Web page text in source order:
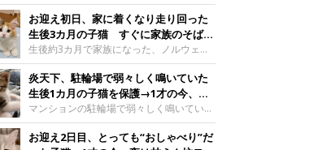
猫。家族に迎えられてから6年、先住猫と
の間には深い絆が育まれていました。保護
当時のティダちゃん。
@muumuu62197189紹介するのは、
X（旧Twitter）ユーザー
@muumuu62197189さんの愛猫・ティダ
ちゃん（取材時6才）の成長記録です。こ
ちらは、生後3カ月ごろのティダちゃん。
飼い主さんが出会ったのは、夜から大雨に
なると予報されていた日の夕方でした。花
お迎え初日、家に着くなり走り回った
生後3カ月の子猫 すぐに家族のそばで
落ち着く姿に「迎えてよかった」
生後約3カ月で家族になった、ノルウェー
ジャンフォレストキャットの子猫。お迎え
翌日には、すでに家でくつろぐ様子を見せ
ていました。お迎え翌日、ベッドでうとう
とするむうちゃんお迎え翌日のむうちゃ
ん。@umimugi0304紹介するのは、
Instagramユーザー@umimugi0304さんの
炎天下、駐輪場で弱々しく鳴いていた
生後1カ月の子猫を保護→1才の今、筋
肉質でツンデレなコに成長
マンションの駐輪場で弱々しく鳴いてい
た、生後1カ月ほどの子猫。家族に迎えら
れてから1年、体も行動も大きく成長しま
お迎え2日目、とっても“おしゃべり”だ